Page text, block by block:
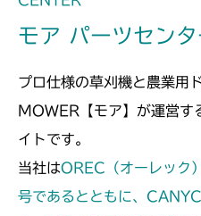
CM211
FIG18 アクス
CM221
ミッション
CM212K
モア パーツセン
プロ仕様の草刈機と農業用
MOWER【モア】が運営す
イトです。
当社はOREC（オーレック
号であるとともに、